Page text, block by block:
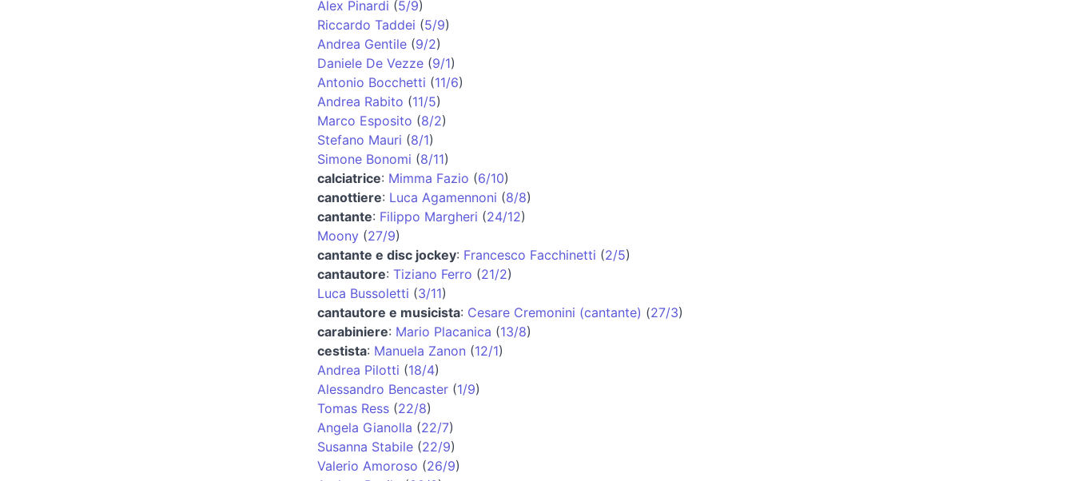
Alex Pinardi (5/9)
Riccardo Taddei (5/9)
Andrea Gentile (9/2)
Daniele De Vezze (9/1)
Antonio Bocchetti (11/6)
Andrea Rabito (11/5)
Marco Esposito (8/2)
Stefano Mauri (8/1)
Simone Bonomi (8/11)
calciatrice: Mimma Fazio (6/10)
canottiere: Luca Agamennoni (8/8)
cantante: Filippo Margheri (24/12)
Moony (27/9)
cantante e disc jockey: Francesco Facchinetti (2/5)
cantautore: Tiziano Ferro (21/2)
Luca Bussoletti (3/11)
cantautore e musicista: Cesare Cremonini (cantante) (27/3)
carabiniere: Mario Placanica (13/8)
cestista: Manuela Zanon (12/1)
Andrea Pilotti (18/4)
Alessandro Bencaster (1/9)
Tomas Ress (22/8)
Angela Gianolla (22/7)
Susanna Stabile (22/9)
Valerio Amoroso (26/9)